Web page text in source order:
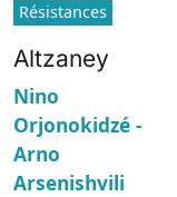
Résistances
Altzaney
Nino
Orjonokidzé -
Arno
Arsenishvili